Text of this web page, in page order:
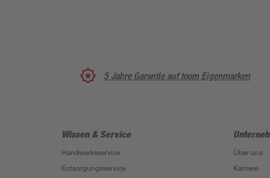
5 Jahre Garantie auf toom Eigenmarken
Wissen & Service
Handwerksservice
Entsorgungsservice
Über uns
Karriere